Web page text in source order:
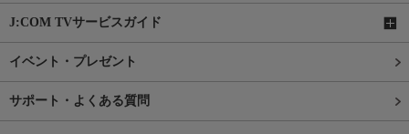
J:COM TVサービスガイド
イベント・プレゼント
サポート・よくある質問